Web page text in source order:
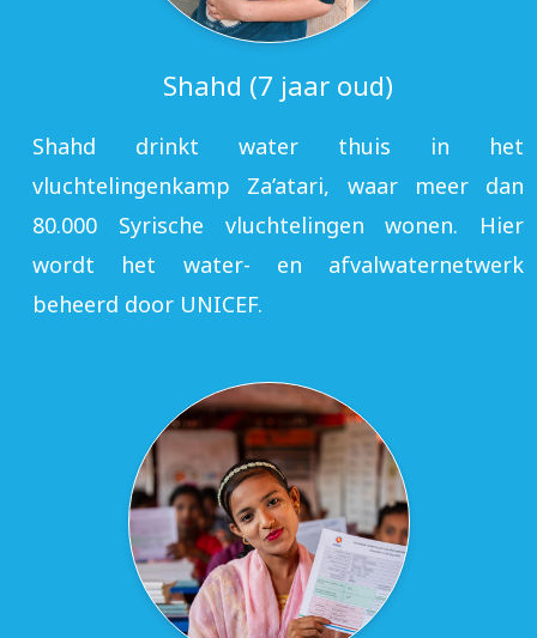
Shahd (7 jaar oud)
Shahd drinkt water thuis in het
vluchtelingenkamp Za’atari, waar meer dan
80.000 Syrische vluchtelingen wonen. Hier
wordt het water- en afvalwaternetwerk
beheerd door UNICEF.